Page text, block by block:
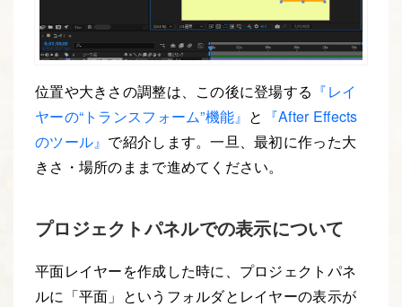
位置や大きさの調整は、この後に登場する 『レイ
ヤーの“トランスフォーム”機能』 と 『After Effects
のツール』 で紹介します。一旦、最初に作った大
きさ・場所のままで進めてください。
プロジェクトパネルでの表示について
平面レイヤーを作成した時に、プロジェクトパネ
ルに「平面」というフォルダとレイヤーの表示が